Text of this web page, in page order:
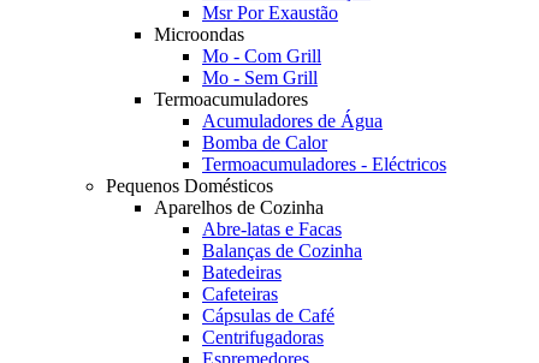
Msr Por Exaustão
Microondas
Mo - Com Grill
Mo - Sem Grill
Termoacumuladores
Acumuladores de Água
Bomba de Calor
Termoacumuladores - Eléctricos
Pequenos Domésticos
Aparelhos de Cozinha
Abre-latas e Facas
Balanças de Cozinha
Batedeiras
Cafeteiras
Cápsulas de Café
Centrifugadoras
Espremedores